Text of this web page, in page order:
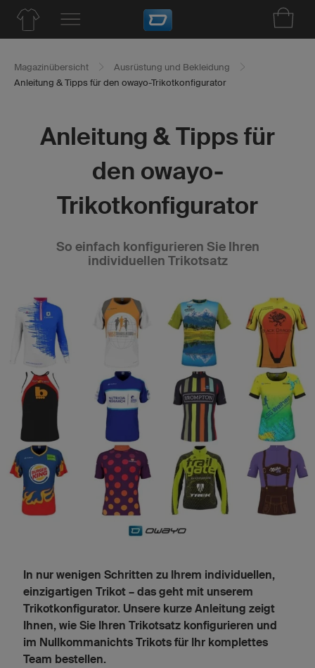
Magazinübersicht
Ausrüstung und Bekleidung
Anleitung & Tipps für den owayo-Trikotkonfigurator
Anleitung & Tipps für
den owayo-
Trikotkonfigurator
So einfach konfigurieren Sie Ihren
individuellen Trikotsatz
In nur wenigen Schritten zu Ihrem individuellen,
einzigartigen Trikot – das geht mit unserem
Trikotkonfigurator. Unsere kurze Anleitung zeigt
Ihnen, wie Sie Ihren Trikotsatz konfigurieren und
im Nullkommanichts Trikots für Ihr komplettes
Team bestellen.